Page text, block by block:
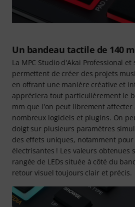
Un bandeau tactile de 140
La MPC Studio d'Akai Professional et
permettent de créer des projets
en offrant une manière créative et
appréciera tout particulièrement le
mm que l'on peut librement affecter
nombreux logiciels et plugins. On
doigt sur plusieurs paramètres
des effets uniques, notamment
électrisantes ! Les valeurs obtenues
rangée de LEDs située à côté du
retour visuel toujours clair et précis.